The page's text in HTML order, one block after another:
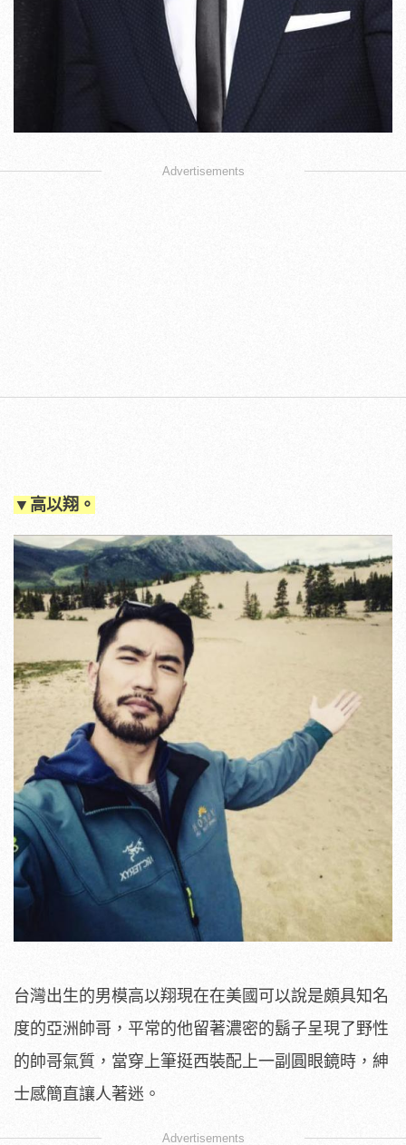
Advertisements
▼高以翔。
台灣出生的男模高以翔現在在美國可以說是頗具知名
度的亞洲帥哥，平常的他留著濃密的鬍子呈現了野性
的帥哥氣質，當穿上筆挺西裝配上一副圓眼鏡時，紳
士感簡直讓人著迷。
Advertisements